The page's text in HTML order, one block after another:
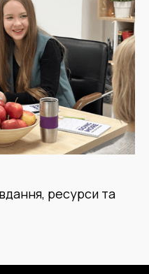
ресурси та